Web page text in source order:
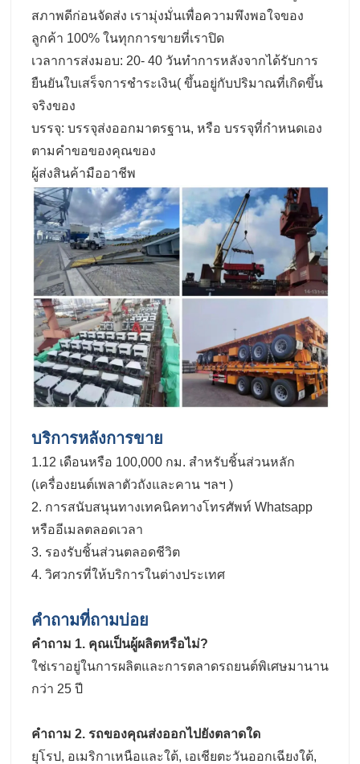
สภาพดีก่อนจัดส่ง เรามุ่งมั่นเพื่อความพึงพอใจของ
ลูกค้า 100% ในทุกการขายที่เราปิด
เวลาการส่งมอบ: 20- 40 วันทําการหลังจากได้รับการ
ยืนยันใบเสร็จการชําระเงิน( ขึ้นอยู่กับปริมาณที่เกิดขึ้น
จริงของ
บรรจุ: บรรจุส่งออกมาตรฐาน, หรือ บรรจุที่กําหนดเอง
ตามคําขอของคุณของ
ผู้ส่งสินค้ามืออาชีพ
บริการหลังการขาย
1.12 เดือนหรือ 100,000 กม. สําหรับชิ้นส่วนหลัก
(เครื่องยนต์เพลาตัวถังและคาน ฯลฯ )
2. การสนับสนุนทางเทคนิคทางโทรศัพท์ Whatsapp
หรืออีเมลตลอดเวลา
3. รองรับชิ้นส่วนตลอดชีวิต
4. วิศวกรที่ให้บริการในต่างประเทศ
คำถามที่ถามบ่อย
คําถาม 1. คุณเป็นผู้ผลิตหรือไม่?
ใช่เราอยู่ในการผลิตและการตลาดรถยนต์พิเศษมานาน
กว่า 25 ปี
คําถาม 2. รถของคุณส่งออกไปยังตลาดใด
ยุโรป, อเมริกาเหนือและใต้, เอเชียตะวันออกเฉียงใต้,